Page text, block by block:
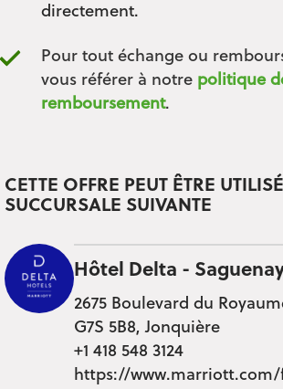
directement.
Pour tout échange ou
vous référer à notre politique
remboursement.
CETTE OFFRE PEUT ÊTRE
SUCCURSALE SUIVANTE
Hôtel Delta -
2675 Boulevard du
G7S 5B8, Jonquière
+1 418 548 3124
https://